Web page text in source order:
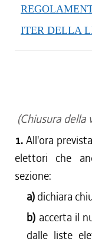
ITER DELLA
(Chiusura della
1. All'ora
elettori che
sezione:
a) dichiara
b) accerta il
dalle liste